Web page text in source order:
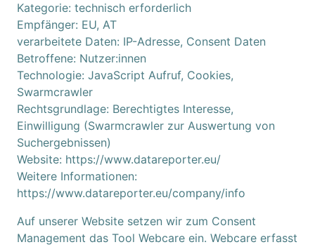
Kategorie: technisch erforderlich
Empfänger: EU, AT
verarbeitete Daten: IP-Adresse, Consent Daten
Betroffene: Nutzer:innen
Technologie: JavaScript Aufruf, Cookies,
Swarmcrawler
Rechtsgrundlage: Berechtigtes Interesse,
Einwilligung (Swarmcrawler zur Auswertung von
Suchergebnissen)
Website: https://www.datareporter.eu/
Weitere Informationen:
https://www.datareporter.eu/company/info
Auf unserer Website setzen wir zum Consent
Management das Tool Webcare ein. Webcare erfasst